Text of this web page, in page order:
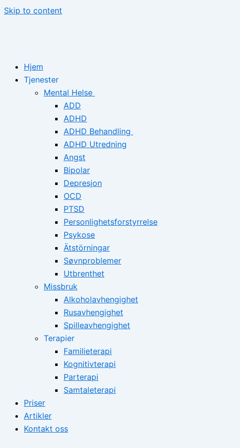
Skip to content
Hjem
Tjenester
Mental Helse
ADD
ADHD
ADHD Behandling
ADHD Utredning
Angst
Bipolar
Depresjon
OCD
PTSD
Personlighetsforstyrrelse
Psykose
Ätstörningar
Søvnproblemer
Utbrenthet
Missbruk
Alkoholavhengighet
Rusavhengighet
Spilleavhengighet
Terapier
Familieterapi
Kognitivterapi
Parterapi
Samtaleterapi
Priser
Artikler
Kontakt oss